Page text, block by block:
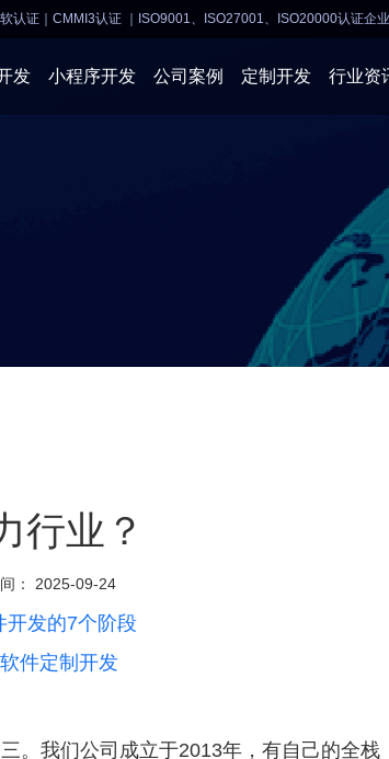
认证｜CMMI3认证 ｜ISO9001、ISO27001、ISO20000认证企业
发 小程序开发 公司案例 定制开发 行业资
小程序
系统开发
物联网
网站建设
企业经营
商业行情
行业？
： 2025-09-24
开发的7个阶段
件定制开发
。我们公司成立于2013年，有自己的全栈